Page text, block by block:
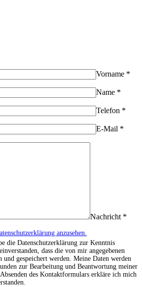
Vorname *
Name *
Telefon *
E-Mail *
Nachricht *
anzusehen.
die Datenschutzerklärung zur Kenntnis
dass die von mir angegebenen
und gespeichert werden. Meine Daten werden
zur Bearbeitung und Beantwortung meiner
des Kontaktformulars erkläre ich mich